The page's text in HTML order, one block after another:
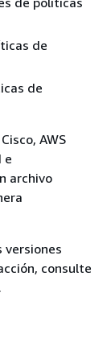
de
de
AWS
e
archivo
versiones
consulte
.